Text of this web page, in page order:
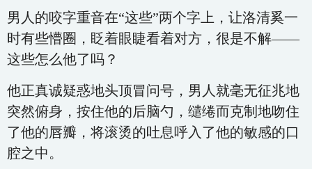
男人的咬字重音在“这些”两个字上，让洛清奚一
时有些懵圈，眨着眼睫看着对方，很是不解——
这些怎么他了吗？
他正真诚疑惑地头顶冒问号，男人就毫无征兆地
突然俯身，按住他的后脑勺，缱绻而克制地吻住
了他的唇瓣，将滚烫的吐息呼入了他的敏感的口
腔之中。